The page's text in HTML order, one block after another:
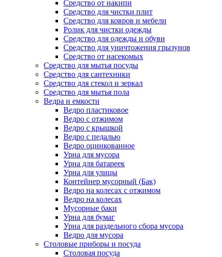
Средство от накипи
Средство для чистки плит
Средство для ковров и мебели
Ролик для чистки одежды
Средство для одежды и обуви
Средство для уничтожения грызунов
Средство от насекомых
Средство для мытья посуды
Средство для сантехники
Средство для стекол и зеркал
Средство для мытья пола
Ведра и емкости
Ведро пластиковое
Ведро с отжимом
Ведро с крышкой
Ведро с педалью
Ведро оцинкованное
Урна для мусора
Урна для батареек
Урна для улицы
Контейнер мусорный (Бак)
Ведро на колесах с отжимом
Ведро на колесах
Мусорные баки
Урна для бумаг
Урна для раздельного сбора мусора
Ведро для мусора
Столовые приборы и посуда
Столовая посуда